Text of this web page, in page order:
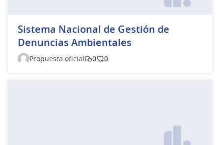
Sistema Nacional de Gestión de
Denuncias Ambientales
Propuesta oficial 0 0